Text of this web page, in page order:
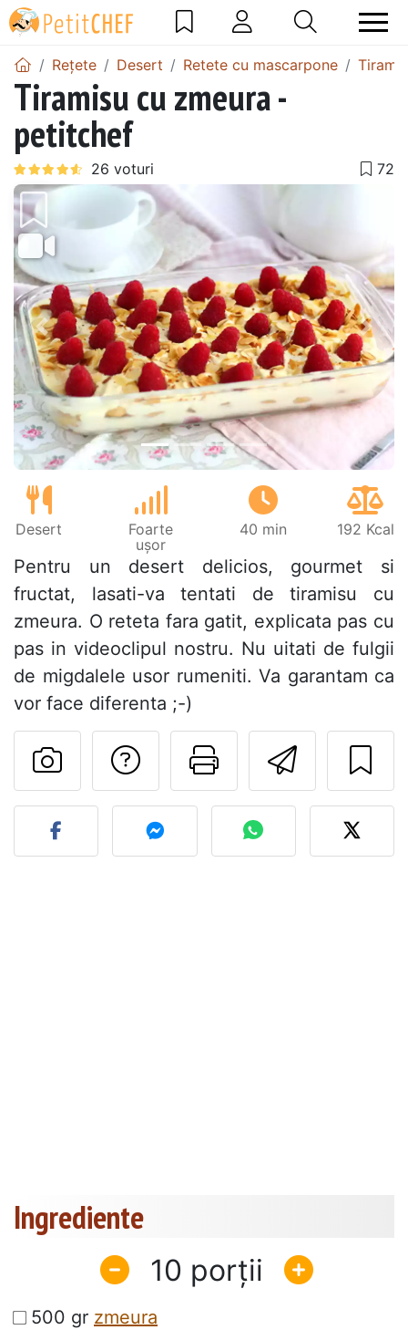
Rețete Desert Retete cu mascarpone
Tiramisu cu zmeura -
petitchef
Precedentul
Desert
Foarte
ușor
40 min 192 Kcal
Pentru un desert delicios, gourmet si
fructat, lasati-va tentati de tiramisu cu
zmeura. O reteta fara gatit, explicata pas cu
pas in videoclipul nostru. Nu uitati de fulgii
de migdalele usor rumeniti. Va garantam ca
vor face diferenta ;-)
Printează
Adresează o
Postează o poză cu
Ingrediente
10
500 gr zmeura